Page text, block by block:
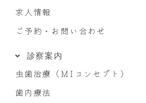
求人情報
ご予約・お問い合わせ
診察案内
虫歯治療（MIコンセプト）
歯内療法